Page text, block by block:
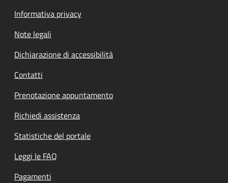
Informativa privacy
Note legali
Dichiarazione di accessibilità
Contatti
Prenotazione appuntamento
Richiedi assistenza
Statistiche del portale
Leggi le FAQ
Pagamenti